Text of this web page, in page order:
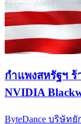
กำแพงสหรัฐฯ ร้
NVIDIA
ByteDance บริษั